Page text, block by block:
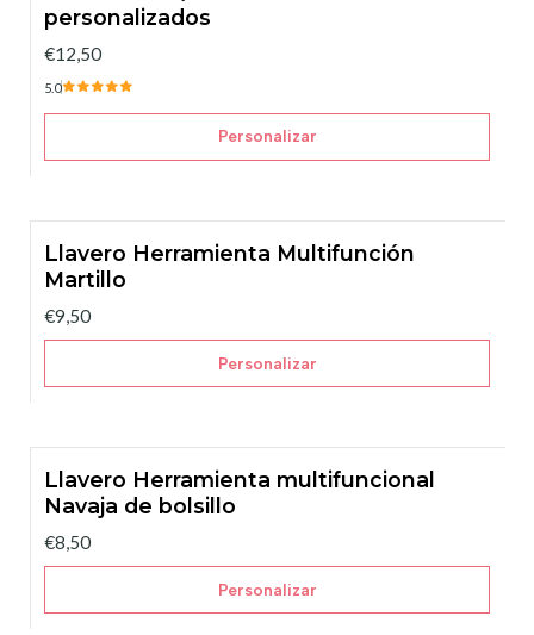
personalizados
€12,50
5.0
Personalizar
Llavero Herramienta Multifunción
Martillo
€9,50
Personalizar
Llavero Herramienta multifuncional
Navaja de bolsillo
€8,50
Personalizar